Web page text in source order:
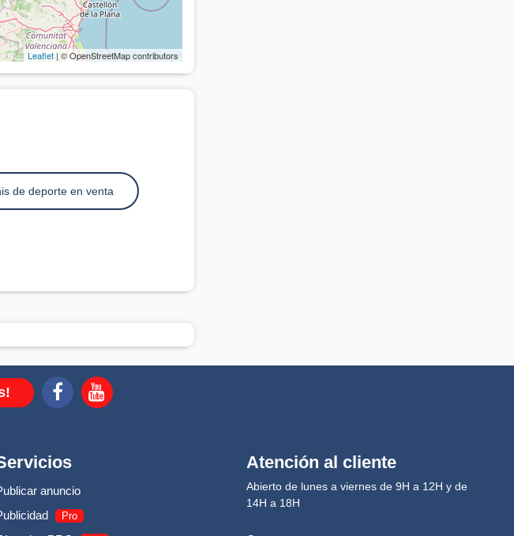
Leaflet| © OpenStreetMap contributors
de deporte en venta
anuncio
Pro
Atención al cliente
Abierto de lunes a viernes de 9H a 12H y de
14H a 18H